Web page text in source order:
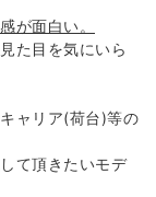
が面白い。
た目を気にいら
ャリア(荷台)等の
て頂きたいモデ